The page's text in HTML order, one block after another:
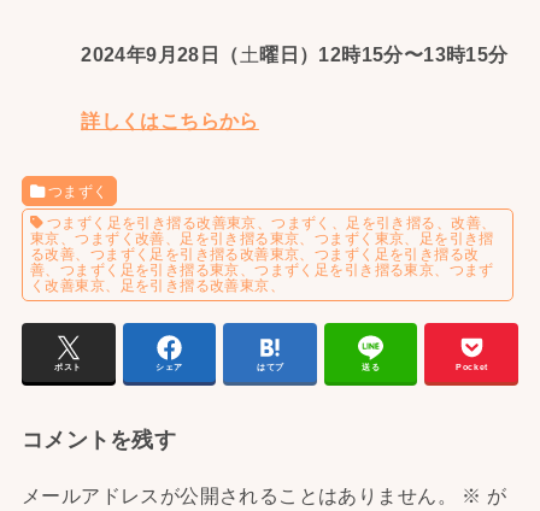
2024年9月28日（土曜日）12時15分〜13時15分
詳しくはこちらから
つまずく
つまずく足を引き摺る改善東京、つまずく、足を引き摺る、改善、
東京、つまずく改善、足を引き摺る東京、つまずく東京、足を引き摺
る改善、つまずく足を引き摺る改善東京、つまずく足を引き摺る改
善、つまずく足を引き摺る東京、つまずく足を引き摺る東京、つまず
く改善東京、足を引き摺る改善東京、
ポスト シェア はてブ 送る Pocket
コメントを残す
メールアドレスが公開されることはありません。 ※ が